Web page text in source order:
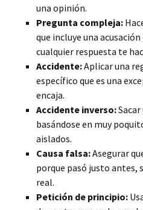
una opinión.
Pregunta compleja:
que incluye una
cualquier respuesta te
Accidente:Aplicar una
específico que es una
encaja.
Accidente inverso:
basándose en muy
aislados.
Causa falsa:Asegurar
porque pasó justo antes,
real.
Petición de principio: